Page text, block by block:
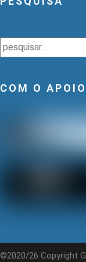
Pesquisar
COM O
©2020/26 Copyright